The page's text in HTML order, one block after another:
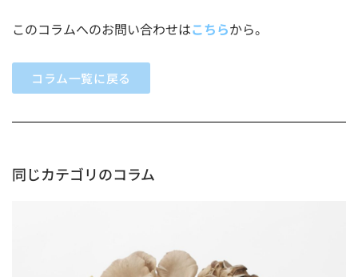
このコラムへのお問い合わせはこちらから。
コラム一覧に戻る
同じカテゴリのコラム